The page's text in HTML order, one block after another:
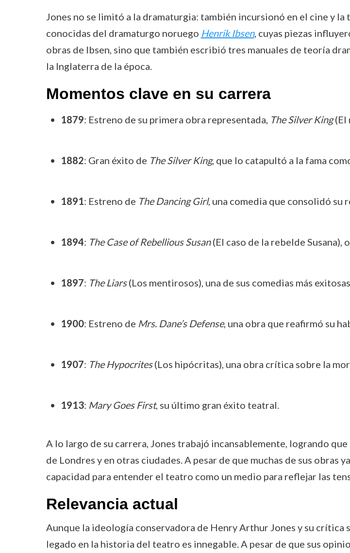
Jones no se limitó a la dramaturgia: también incursionó en el cine y
conocidas del dramaturgo noruego Henrik Ibsen, cuyas piezas
obras de Ibsen, sino que también escribió tres manuales de teoría
la Inglaterra de la época.
Momentos clave en su carrera
1879: Estreno de su primera obra representada, The Silver King(El
1882: Gran éxito de The Silver King, que lo catapultó a la fama
1891: Estreno de The Dancing Girl, una comedia que consolidó su
1894: The Case of Rebellious Susan(El caso de la rebelde Susana),
1897: The Liars(Los mentirosos), una de sus comedias más
1900: Estreno de Mrs. Dane’s Defense, una obra que reafirmó su
1907: The Hypocrites(Los hipócritas), una obra crítica sobre la
1913: Mary Goes First, su último gran éxito teatral.
A lo largo de su carrera, Jones trabajó incansablemente, logrando
de Londres y en otras ciudades. A pesar de que muchas de sus obras
capacidad para entender el teatro como un medio para reflejar las
Relevancia actual
Aunque la ideología conservadora de Henry Arthur Jones y su crítica
legado en la historia del teatro es innegable. A pesar de que sus